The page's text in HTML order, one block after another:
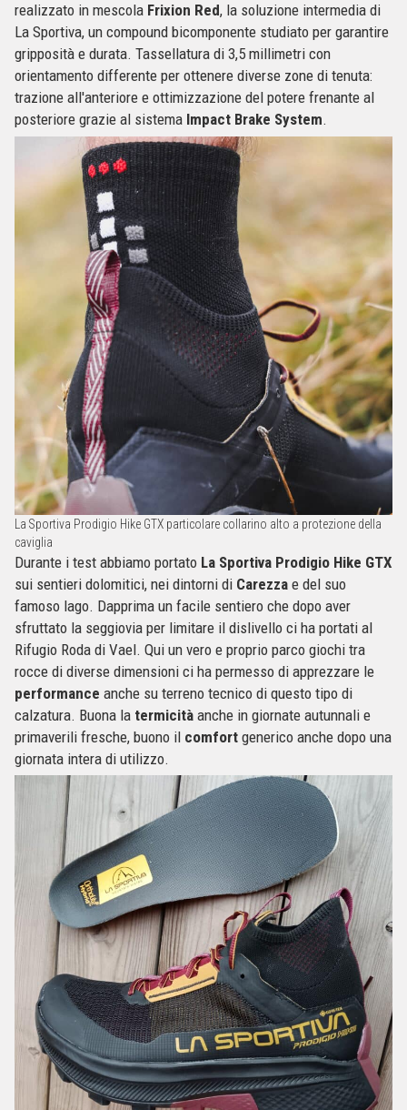
realizzato in mescola Frixion Red, la soluzione intermedia di
La Sportiva, un compound bicomponente studiato per garantire
gripposità e durata. Tassellatura di 3,5 millimetri con
orientamento differente per ottenere diverse zone di tenuta:
trazione all'anteriore e ottimizzazione del potere frenante al
posteriore grazie al sistema Impact Brake System.
La Sportiva Prodigio Hike GTX particolare collarino alto a protezione della
caviglia
Durante i test abbiamo portato La Sportiva Prodigio Hike GTX
sui sentieri dolomitici, nei dintorni di Carezza e del suo
famoso lago. Dapprima un facile sentiero che dopo aver
sfruttato la seggiovia per limitare il dislivello ci ha portati al
Rifugio Roda di Vael. Qui un vero e proprio parco giochi tra
rocce di diverse dimensioni ci ha permesso di apprezzare le
performance anche su terreno tecnico di questo tipo di
calzatura. Buona la termicità anche in giornate autunnali e
primaverili fresche, buono il comfort generico anche dopo una
giornata intera di utilizzo.